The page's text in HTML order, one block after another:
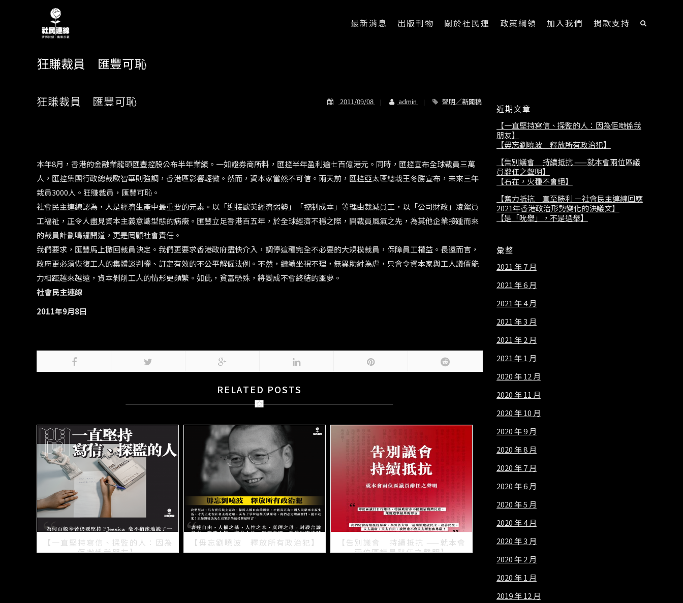
最新消息 出版刊物 關於社民連 政策綱領 加入我們 捐款支持
狂賺裁員 匯豐可恥
狂賺裁員 匯豐可恥 2011/09/08 admin 聲明／新聞稿
本年8月，香港的金融業龍頭匯豐控股公布半年業績。一如證券商所料，匯控半年盈利逾七百億港元。同時，匯控宣布全球裁員三萬
人，匯控集團行政總裁歐智華則強調，香港區影響輕微。然而，資本家當然不可信。兩天前，匯控亞太區總栽王冬勝宣布，未來三年
栽員3000人。狂賺裁員，匯豐可恥。
社會民主連線認為，人是經濟生產中最重要的元素。以「迎接歐美經濟弱勢」「控制成本」等理由裁減員工，以「公司財政」凌駕員
工福祉，正令人盡見資本主義意識型態的病癥。匯豐立足香港百五年，於全球經濟不穩之際，開裁員風氣之先，為其他企業接踵而來
的裁員計劃鳴鑼開道，更是罔顧社會責任。
我們要求，匯豐馬上撤回裁員決定。我們更要求香港政府盡快介入，調停這種完全不必要的大規模裁員，保障員工權益。長遠而言，
政府更必須恢復工人的集體談判權、訂定有效的不公平解僱法例。不然，繼續坐視不理，無異助紂為虐，只會令資本家與工人議價能
力相距越來越遠，資本剝削工人的情形更頻繁。如此，貧富懸殊，將變成不會終結的噩夢。
社會民主連線
2011年9月8日
RELATED POSTS
【一直堅持寫信、探監的人：因為
佢哋係我朋友】
【毋忘劉曉波 釋放所有政治犯】
【告別議會 持續抵抗 ——就本會
兩位區議員辭任之聲明】
近期文章
【一直堅持寫信、探監的人：因為佢哋係我
朋友】
【毋忘劉曉波 釋放所有政治犯】
【告別議會 持續抵抗 ——就本會兩位區議
員辭任之聲明】
【石在，火種不會絕】
【奮力抵抗 直至勝利 －社會民主連線回應
2021年香港政治形勢變化的決議文】
【是「吮舉」，不是選舉】
彙整
2021 年 7 月
2021 年 6 月
2021 年 4 月
2021 年 3 月
2021 年 2 月
2021 年 1 月
2020 年 12 月
2020 年 11 月
2020 年 10 月
2020 年 9 月
2020 年 8 月
2020 年 7 月
2020 年 6 月
2020 年 5 月
2020 年 4 月
2020 年 3 月
2020 年 2 月
2020 年 1 月
2019 年 12 月